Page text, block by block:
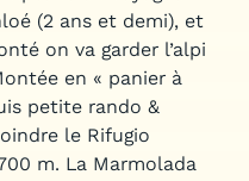
(2 ans et demi), et
on va garder l’alpi
en « panier à
petite rando &
le Rifugio
m. La Marmolada